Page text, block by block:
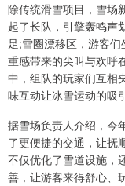
除传统滑雪项目，雪场
起了长队，引擎轰鸣声
足;雪圈漂移区，游客
重感带来的尖叫与欢呼
中，组队的玩家们互相
味互动让冰雪运动的吸
据雪场负责人介绍，今
了更便捷的交通，让抚
不仅优化了雪道设施，
善，让游客来得舒心、